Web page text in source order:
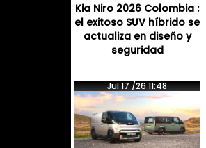
Kia Niro 2026 Colombia :
el exitoso SUV híbrido se
actualiza en diseño y
seguridad
Jul 17 /26 11:48